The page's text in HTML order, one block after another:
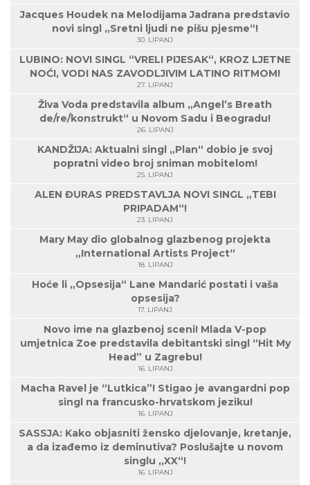
Jacques Houdek na Melodijama Jadrana predstavio
novi singl „Sretni ljudi ne pišu pjesme“!
30. LIPANJ
LUBINO: NOVI SINGL “VRELI PIJESAK“, KROZ LJETNE
NOĆI, VODI NAS ZAVODLJIVIM LATINO RITMOM!
27. LIPANJ
Živa Voda predstavila album „Angel’s Breath
de/re/konstrukt“ u Novom Sadu i Beogradu!
26. LIPANJ
KANDŽIJA: Aktualni singl „Plan“ dobio je svoj
popratni video broj sniman mobitelom!
25. LIPANJ
ALEN ĐURAS PREDSTAVLJA NOVI SINGL „TEBI
PRIPADAM“!
23. LIPANJ
Mary May dio globalnog glazbenog projekta
„International Artists Project“
18. LIPANJ
Hoće li „Opsesija“ Lane Mandarić postati i vaša
opsesija?
17. LIPANJ
Novo ime na glazbenoj sceni! Mlada V-pop
umjetnica Zoe predstavila debitantski singl “Hit My
Head” u Zagrebu!
16. LIPANJ
Macha Ravel je “Lutkica”! Stigao je avangardni pop
singl na francusko-hrvatskom jeziku!
16. LIPANJ
SASSJA: Kako objasniti žensko djelovanje, kretanje,
a da izađemo iz deminutiva? Poslušajte u novom
singlu „XX“!
16. LIPANJ